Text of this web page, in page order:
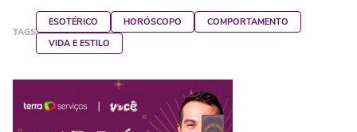
TAGS
ESOTÉRICO HORÓSCOPO
COMPORTAMENTO
VIDA E ESTILO